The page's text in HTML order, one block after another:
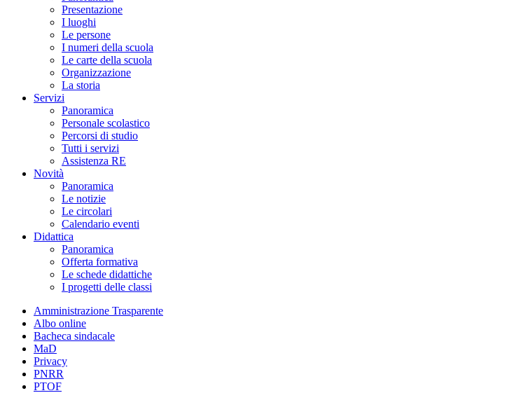
Presentazione
I luoghi
Le persone
I numeri della scuola
Le carte della scuola
Organizzazione
La storia
Servizi
Panoramica
Personale scolastico
Percorsi di studio
Tutti i servizi
Assistenza RE
Novità
Panoramica
Le notizie
Le circolari
Calendario eventi
Didattica
Panoramica
Offerta formativa
Le schede didattiche
I progetti delle classi
Amministrazione Trasparente
Albo online
Bacheca sindacale
MaD
Privacy
PNRR
PTOF